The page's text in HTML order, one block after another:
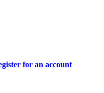
for an account